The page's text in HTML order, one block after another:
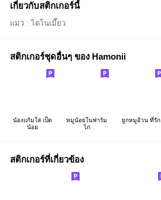
เกี่ยวกับสติกเกอร์นี้
แมว : ไดโนเมี๊ยว
สติกเกอร์ชุดอื่นๆ ของ Hamonii
น้องแก้มใส เป็ด
น้อย
หมูน้อยในฟาร์ม
ไก่
ยูกหมูอ้วน ที่รัก
สติกเกอร์ที่เกี่ยวข้อง